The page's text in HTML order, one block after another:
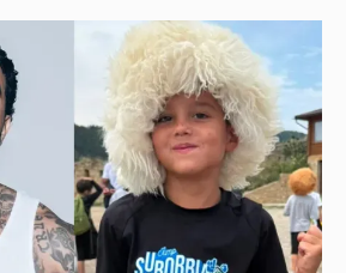
Тимати отправил
в лагерь для
9